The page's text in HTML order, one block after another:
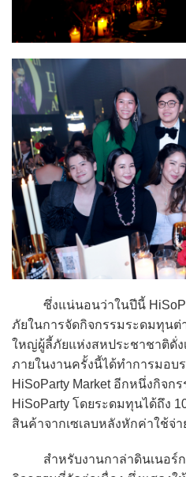
ซึ่งแน่นอนว่าในปีนี้
ภัยในการจัดกิจกรรมระดมทุนต่
ใหญ่ผู้ลี้ภัยแห่งสหประชาชาติดั่ง
ภายในงานครั้งนี้ได้ทำการมอบ
HiSoParty Market อีกหนึ่งกิจก
HiSoParty โดยระดมทุนได้ถึง
สินค้าจากเซเลบหลังหักค่าใช้จ่า
สำหรับงานกาล่าดินเนอร์ก